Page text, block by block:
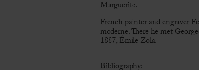
Marguerite.
French painter and engraver
moderne. There he met
1887, Émile Zola.
Bibliography: